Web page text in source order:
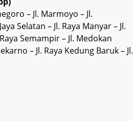
– Jl. Marmoyo – Jl.
Selatan – Jl. Raya Manyar – Jl.
Semampir – Jl. Medokan
– Jl. Raya Kedung Baruk – Jl.